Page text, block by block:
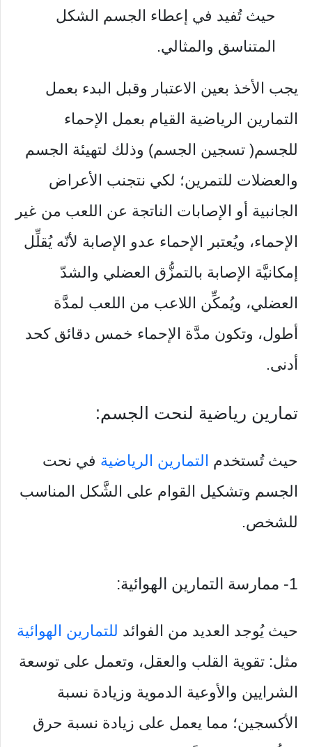
حيث تُفيد في إعطاء الجسم الشكل
المتناسق والمثالي.
يجب الأخذ بعين الاعتبار وقبل البدء بعمل
التمارين الرياضية القيام بعمل الإحماء
للجسم( تسجين الجسم) وذلك لتهيئة الجسم
والعضلات للتمرين؛ لكي نتجنب الأعراض
الجانبية أو الإصابات الناتجة عن اللعب من غير
الإحماء، ويُعتبر الإحماء عدو الإصابة لأنّه يُقلِّل
إمكانيَّة الإصابة بالتمزُّق العضلي والشدّ
العضلي، ويُمكِّن اللاعب من اللعب لمدَّة
أطول، وتكون مدَّة الإحماء خمس دقائق كحد
أدنى.
تمارين رياضية لنحت الجسم:
حيث تُستخدم التمارين الرياضية في نحت
الجسم وتشكيل القوام على الشَّكل المناسب
للشخص.
1- ممارسة التمارين الهوائية:
حيث يُوجد العديد من الفوائد للتمارين الهوائية
مثل: تقوية القلب والعقل، وتعمل على توسعة
الشرايين والأوعية الدموية وزيادة نسبة
الأكسجين؛ مما يعمل على زيادة نسبة حرق